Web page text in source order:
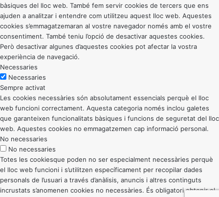
bàsiques del lloc web. També fem servir cookies de tercers que ens
ajuden a analitzar i entendre com utilitzeu aquest lloc web. Aquestes
cookies s’emmagatzemaran al vostre navegador només amb el vostre
consentiment. També teniu l’opció de desactivar aquestes cookies.
Però desactivar algunes d’aquestes cookies pot afectar la vostra
experiència de navegació.
Necessaries
Necessaries
Sempre activat
Les cookies necessàries són absolutament essencials perquè el lloc
web funcioni correctament. Aquesta categoria només inclou galetes
que garanteixen funcionalitats bàsiques i funcions de seguretat del lloc
web. Aquestes cookies no emmagatzemen cap informació personal.
No necessaries
No necessaries
Totes les cookiesque poden no ser especialment necessàries perquè
el lloc web funcioni i s’utilitzen específicament per recopilar dades
personals de l’usuari a través d’anàlisis, anuncis i altres continguts
incrustats s’anomenen cookies no necessàries. És obligatori obtenir el